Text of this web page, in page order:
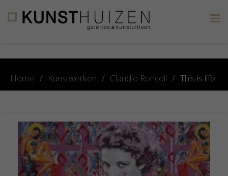
Home / Kunstwerken / Claudio Roncoli / This is life